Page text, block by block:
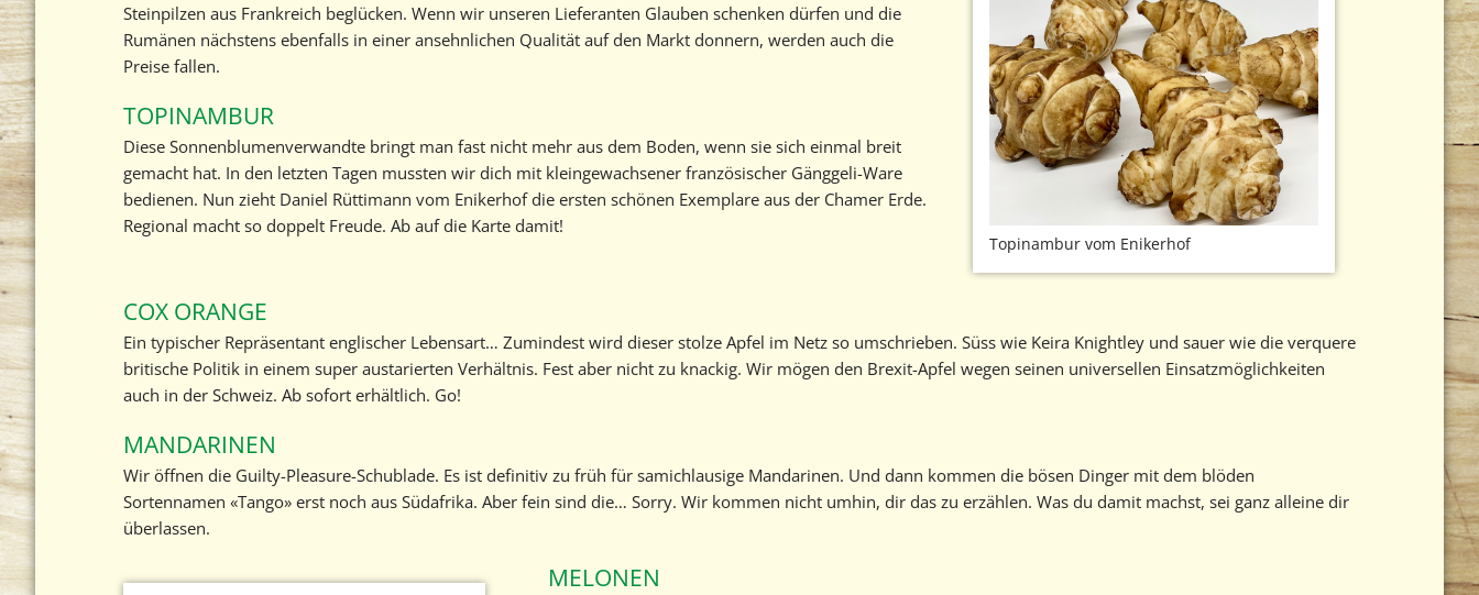
Steinpilzen aus Frankreich beglücken. Wenn wir unseren Lieferanten Glauben schenken dürfen und die
Rumänen nächstens ebenfalls in einer ansehnlichen Qualität auf den Markt donnern, werden auch die
Preise fallen.
TOPINAMBUR
Diese Sonnenblumenverwandte bringt man fast nicht mehr aus dem Boden, wenn sie sich einmal breit
gemacht hat. In den letzten Tagen mussten wir dich mit kleingewachsener französischer Gänggeli-Ware
bedienen. Nun zieht Daniel Rüttimann vom Enikerhof die ersten schönen Exemplare aus der Chamer Erde.
Regional macht so doppelt Freude. Ab auf die Karte damit!
Topinambur vom Enikerhof
COX ORANGE
Ein typischer Repräsentant englischer Lebensart… Zumindest wird dieser stolze Apfel im Netz so umschrieben. Süss wie Keira Knightley und sauer wie die verquere
britische Politik in einem super austarierten Verhältnis. Fest aber nicht zu knackig. Wir mögen den Brexit-Apfel wegen seinen universellen Einsatzmöglichkeiten
auch in der Schweiz. Ab sofort erhältlich. Go!
MANDARINEN
Wir öffnen die Guilty-Pleasure-Schublade. Es ist definitiv zu früh für samichlausige Mandarinen. Und dann kommen die bösen Dinger mit dem blöden
Sortennamen «Tango» erst noch aus Südafrika. Aber fein sind die… Sorry. Wir kommen nicht umhin, dir das zu erzählen. Was du damit machst, sei ganz alleine dir
überlassen.
MELONEN